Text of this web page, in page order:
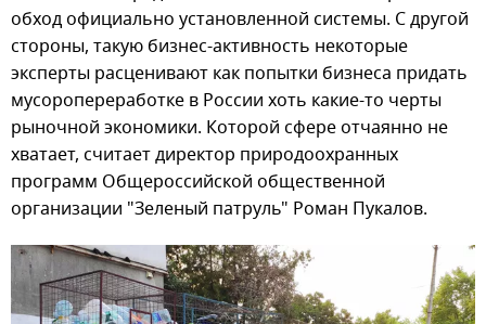
обход официально установленной системы. С другой
стороны, такую бизнес-активность некоторые
эксперты расценивают как попытки бизнеса придать
мусоропереработке в России хоть какие-то черты
рыночной экономики. Которой сфере отчаянно не
хватает, считает директор природоохранных
программ Общероссийской общественной
организации "Зеленый патруль" Роман Пукалов.